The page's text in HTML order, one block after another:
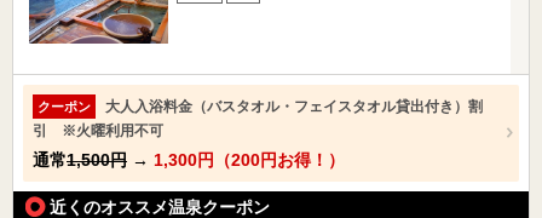
クーポン
大人入浴料金（バスタオル・フェイスタオル貸出付き）割
引 ※火曜利用不可
通常1,500円 → 1,300円（200円お得！）
近くのオススメ温泉クーポン